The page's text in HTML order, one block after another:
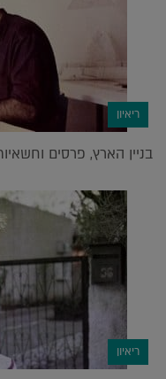
ריאיון
בניין הארץ, פרסים
ריאיון